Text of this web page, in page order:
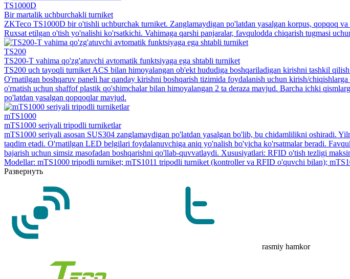
TS1000D
Bir martalik uchburchakli turniket
ZKTeco TS1000D bir o'tishli uchburchak turniket. Zanglamaydigan po'latdan yasalgan korpus, qopqoq
Ruxsat etilgan o'tish yo'nalishi ko'rsatkichi. Vahimaga qarshi panjaralar, favqulodda chiqarish tugmasi
TS200
TS200-T vahima qo'zg'atuvchi avtomatik funktsiyaga ega shtabli turniket
TS200 uch tayoqli turniket ACS bilan himoyalangan ob'ekt hududiga boshqariladigan kirishni tashkil
O'rnatilgan boshqaruv paneli har qanday kirishni boshqarish tizimida foydalanish uchun kirish/
o'rnatish uchun shaffof plastik qo'shimchalar bilan himoyalangan 2 ta deraza mavjud. Barcha ichki
po'latdan yasalgan qopqoqlar mavjud.
mTS1000
mTS1000 seriyali tripodli turniketlar
mTS1000 seriyali asosan SUS304 zanglamaydigan po'latdan yasalgan bo'lib, bu chidamlilikni oshiradi.
taqdim etadi. O'rnatilgan LED belgilari foydalanuvchiga aniq yo'nalish bo'yicha ko'rsatmalar beradi.
bajarish uchun simsiz masofadan boshqarishni qo'llab-quvvatlaydi. Xususiyatlari: RFID o'tish tezligi
Modellar: mTS1000 tripodli turniket; mTS1011 tripodli turniket (kontroller va RFID o'quvchi bilan);
Развернуть
rasmiy hamkor